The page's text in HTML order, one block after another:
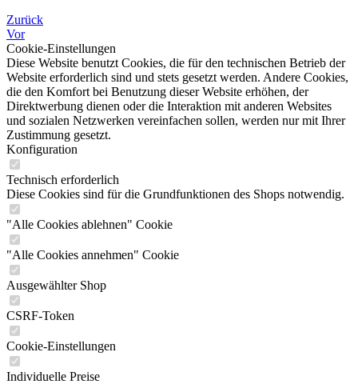
Zurück
Vor
Cookie-Einstellungen
Diese Website benutzt Cookies, die für den technischen Betrieb der
Website erforderlich sind und stets gesetzt werden. Andere Cookies,
die den Komfort bei Benutzung dieser Website erhöhen, der
Direktwerbung dienen oder die Interaktion mit anderen Websites
und sozialen Netzwerken vereinfachen sollen, werden nur mit Ihrer
Zustimmung gesetzt.
Konfiguration
Technisch erforderlich
Diese Cookies sind für die Grundfunktionen des Shops notwendig.
"Alle Cookies ablehnen" Cookie
"Alle Cookies annehmen" Cookie
Ausgewählter Shop
CSRF-Token
Cookie-Einstellungen
Individuelle Preise